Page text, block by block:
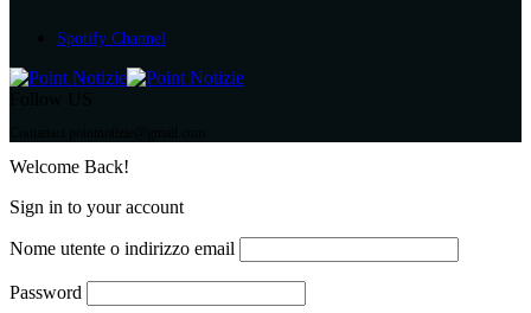
Spotify Channel
Welcome Back!
Sign in to your account
Nome utente o indirizzo email
Password